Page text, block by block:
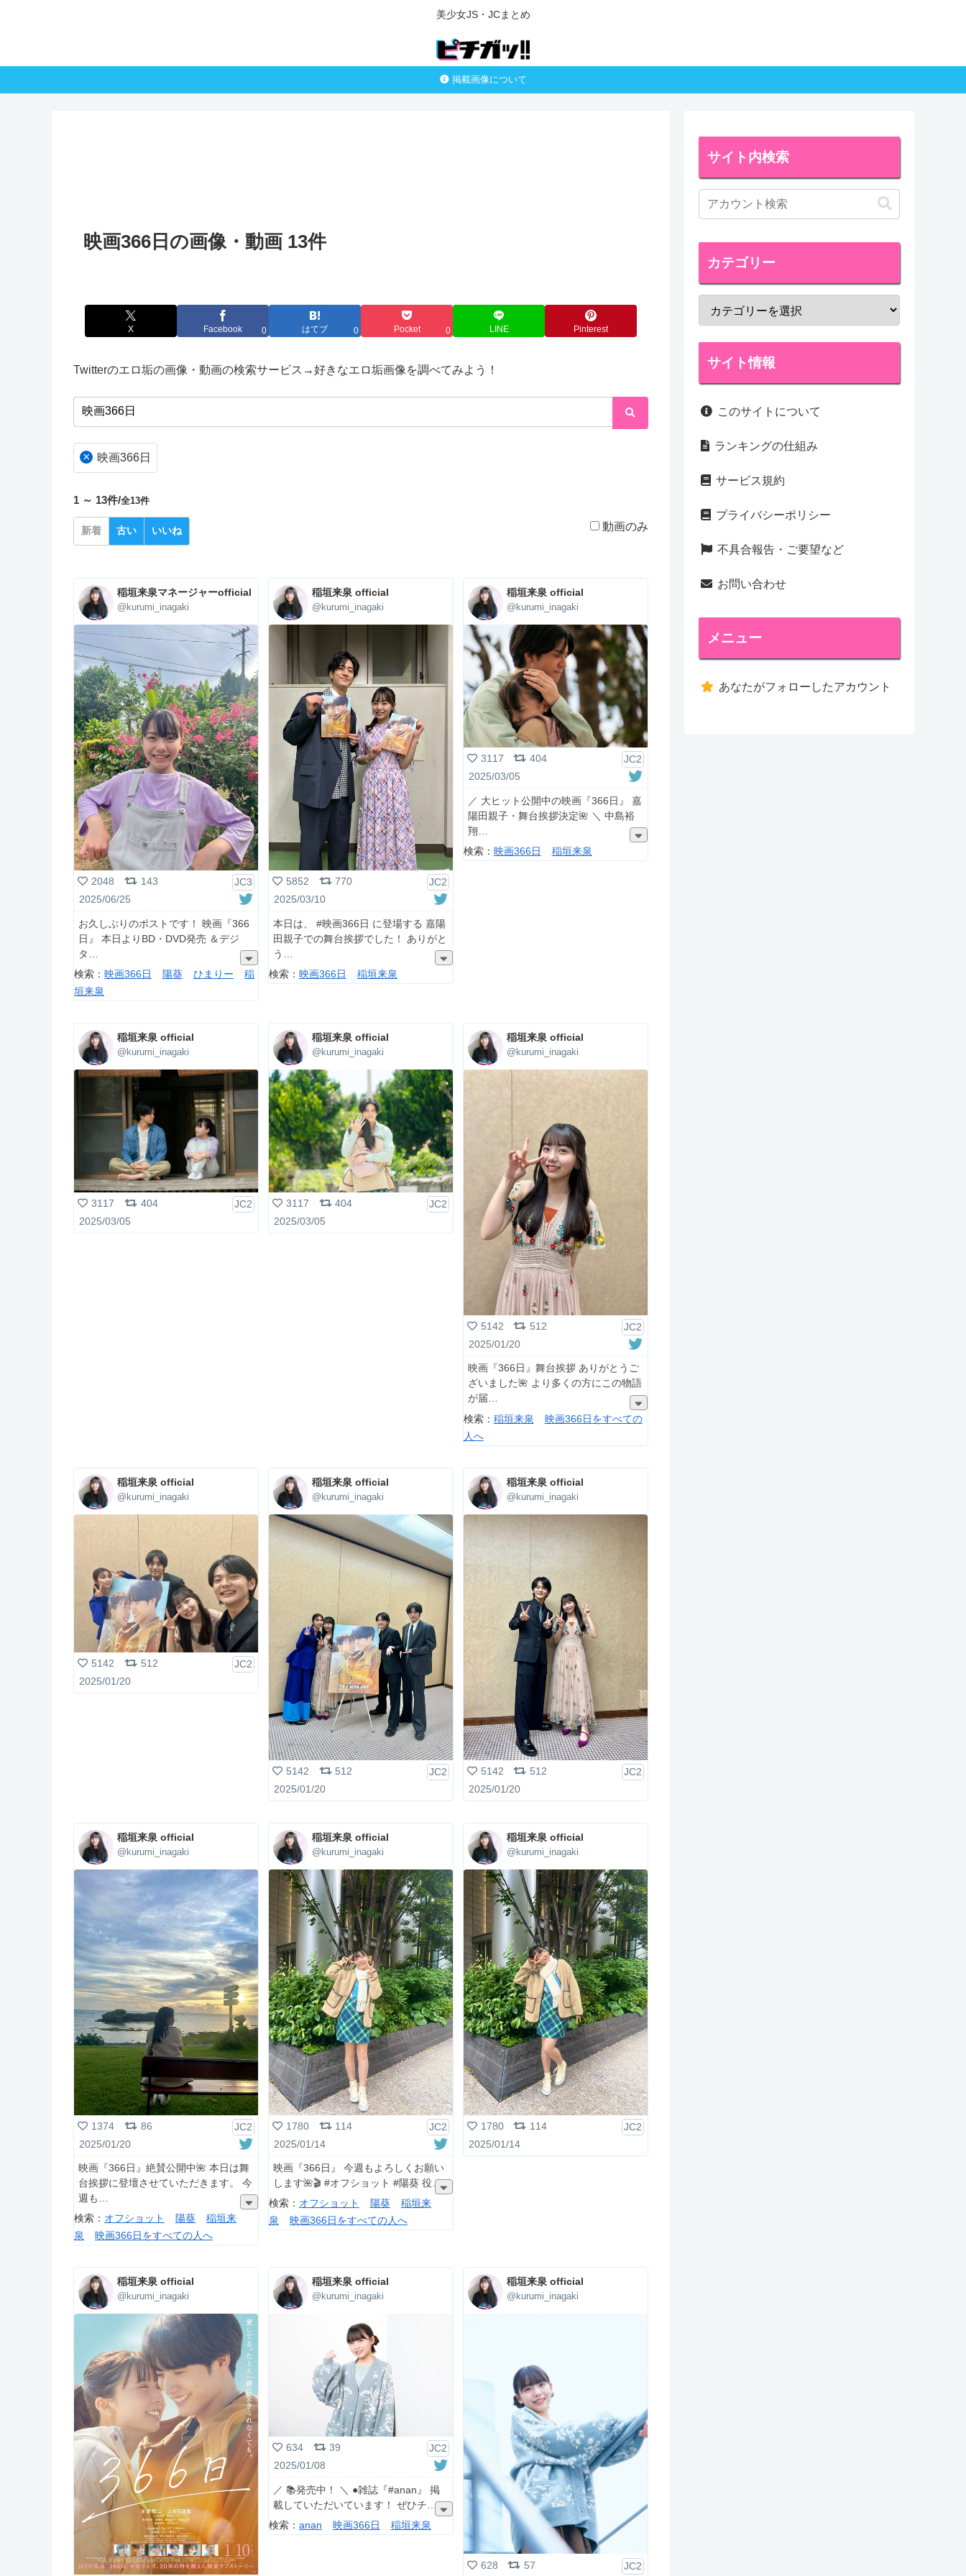
美少女JS・JCまとめ
掲載画像について
映画366日の画像・動画 13件
X Facebook 0 はてブ 0 Pocket 0 LINE Pinterest
Twitterのエロ垢の画像・動画の検索サービス→好きなエロ垢画像を調べてみよう！
× 映画366日
1 ～ 13件/全13件
新着 古い いいね 動画のみ
稲垣来泉マネージャーofficial
@kurumi_inagaki
2048 143
JC3
2025/06/25
お久しぶりのポストです！ 映画『366
日』 本日よりBD・DVD発売 ＆デジ
タ
検索： 映画366日 陽葵 ひまりー
稲
垣来泉
稲垣来泉 official
@kurumi_inagaki
5852 770
JC2
2025/03/10
本日は、 #映画366日 に登場する 嘉陽
田親子での舞台挨拶でした！ ありがと
う
検索： 映画366日 稲垣来泉
稲垣来泉 official
@kurumi_inagaki
3117 404
JC2
2025/03/05
／ 大ヒット公開中の映画『366日』 嘉
陽田親子・舞台挨拶決定🌺 ＼ 中島裕
翔
検索： 映画366日 稲垣来泉
稲垣来泉 official
@kurumi_inagaki
3117 404
JC2
2025/03/05
稲垣来泉 official
@kurumi_inagaki
3117 404
JC2
2025/03/05
稲垣来泉 official
@kurumi_inagaki
5142 512
JC2
2025/01/20
映画『366日』舞台挨拶 ありがとうご
ざいました🌺 より多くの方にこの物語
が届
検索： 稲垣来泉
映画366日をすべての
人へ
稲垣来泉 official
@kurumi_inagaki
5142 512
JC2
2025/01/20
稲垣来泉 official
@kurumi_inagaki
5142 512
JC2
2025/01/20
稲垣来泉 official
@kurumi_inagaki
5142 512
JC2
2025/01/20
稲垣来泉 official
@kurumi_inagaki
1374 86
JC2
2025/01/20
映画『366日』絶賛公開中🌺 本日は舞
台挨拶に登壇させていただきます。 今
週も
検索： オフショット 陽葵
稲垣来
泉
映画366日をすべての人へ
稲垣来泉 official
@kurumi_inagaki
1780 114
JC2
2025/01/14
映画『366日』 今週もよろしくお願い
します🌺🎬 #オフショット #陽葵 役
検索： オフショット 陽葵
稲垣来
泉
映画366日をすべての人へ
稲垣来泉 official
@kurumi_inagaki
1780 114
JC2
2025/01/14
稲垣来泉 official
@kurumi_inagaki
稲垣来泉 official
@kurumi_inagaki
634 39
JC2
2025/01/08
／ 📚発売中！ ＼ ●雑誌『#anan』 掲
載していただいています！ ぜひチ
検索： anan 映画366日 稲垣来泉
稲垣来泉 official
@kurumi_inagaki
628 57 JC2
サイト内検索
カテゴリー
サイト情報
このサイトについて
ランキングの仕組み
サービス規約
プライバシーポリシー
不具合報告・ご要望など
お問い合わせ
メニュー
あなたがフォローしたアカウント